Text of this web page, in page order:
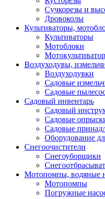
Сучкорезы и
Дровоколы
Культиваторы,
Культиваторы
Мотоблоки
Воздуходувы,
Воздуходувки
Садовые
Садовые
Садовый инвентарь
Садовый
Садовые
Садовые
Оборудование
Снегоочистители
Снегоуборщики
Мотопомпы, водяные
Мотопомпы
Погружные